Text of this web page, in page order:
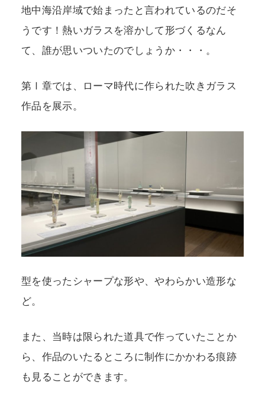
地中海沿岸域で始まったと言われているのだそ
うです！熱いガラスを溶かして形づくるなん
て、誰が思いついたのでしょうか・・・。
第Ⅰ章では、ローマ時代に作られた吹きガラス
作品を展示。
型を使ったシャープな形や、やわらかい造形な
ど。
また、当時は限られた道具で作っていたことか
ら、作品のいたるところに制作にかかわる痕跡
も見ることができます。